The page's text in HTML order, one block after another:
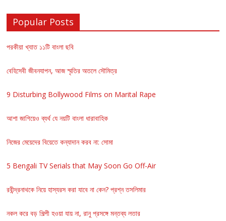
Popular Posts
পরকীয়া খ্যাত ১১টি বাংলা ছবি
বেহিসেবী জীবনযাপন, আজ স্মৃতির অতলে সৌমিত্র
9 Disturbing Bollywood Films on Marital Rape
আশা জাগিয়েও ব্যর্থ যে নয়টি বাংলা ধারাবাহিক
নিজের মেয়েদের বিয়েতে কন্যাদান করব না: সোমা
5 Bengali TV Serials that May Soon Go Off-Air
রবীন্দ্রনাথকে নিয়ে হাস্যরস করা যাবে না কেন? প্রশ্ন তসলিমার
নকল করে বড় শিল্পী হওয়া যায় না, রানু প্রসঙ্গে মন্তব্য লতার